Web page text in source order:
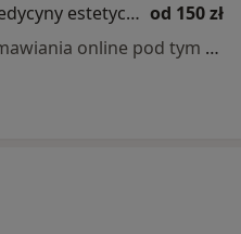
Konsultacja z zakresu medycyny estetycznej od 150 zł
Specjalista nie oferuje umawiania online pod tym adresem.